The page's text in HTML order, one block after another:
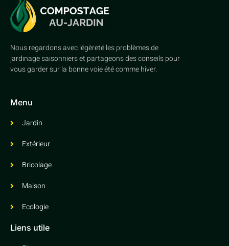
Nous regardons avec légèreté les problèmes de
jardinage saisonniers et partageons des conseils pour
vous garder sur la bonne voie été comme hiver.
Menu
Jardin
Extérieur
Bricolage
Maison
Ecologie
Liens utile